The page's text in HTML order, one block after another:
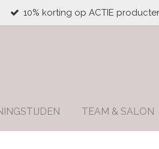
10% korting op ACTIE
TEAM & SALON